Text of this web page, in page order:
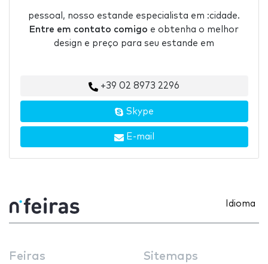
pessoal, nosso estande especialista em :cidade.
Entre em contato comigo e obtenha o melhor
design e preço para seu estande em
+39 02 8973 2296
Skype
E-mail
Idioma
Feiras Sitemaps